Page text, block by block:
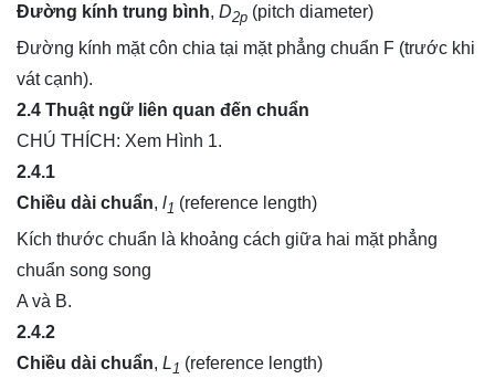
Đường kính trung bình, D2p (pitch diameter)
Đường kính mặt côn chia tại mặt phẳng chuẩn F (trước khi
vát cạnh).
2.4 Thuật ngữ liên quan đến chuẩn
CHÚ THÍCH: Xem Hình 1.
2.4.1
Chiều dài chuẩn, l1 (reference length)
Kích thước chuẩn là khoảng cách giữa hai mặt phẳng
chuẩn song song
A và B.
2.4.2
Chiều dài chuẩn, L1 (reference length)